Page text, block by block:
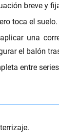
breve y
toca el suelo.
una
el balón
entre